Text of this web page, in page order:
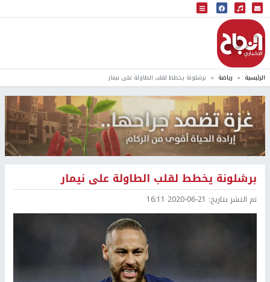
البث المباشر
إذاعة النجاح
الرئيسية رياضة برشلونة يخطط لقلب الطاولة على نيمار
برشلونة يخطط لقلب الطاولة على نيمار
تم النشر بتاريخ: 2020-06-21 16:11